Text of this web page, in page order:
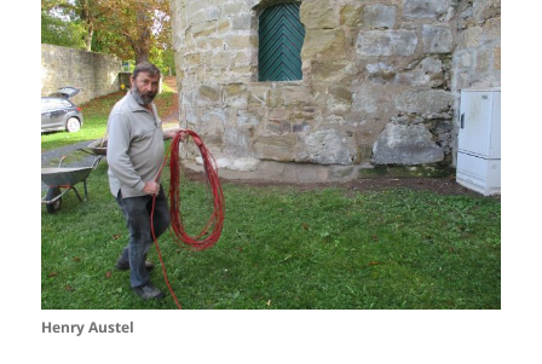
Henry Austel